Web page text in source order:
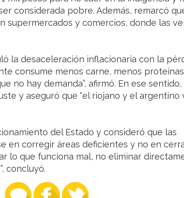
considerada pobre. Además, remarcó
supermercados y comercios, donde las
la desaceleración inflacionaria con la
consume menos carne, menos
no hay demanda”, afirmó. En ese sentido,
y aseguró que “el riojano y el argentino
del Estado y consideró que las
en corregir áreas deficientes y no en
lo que funciona mal, no eliminar
concluyó.